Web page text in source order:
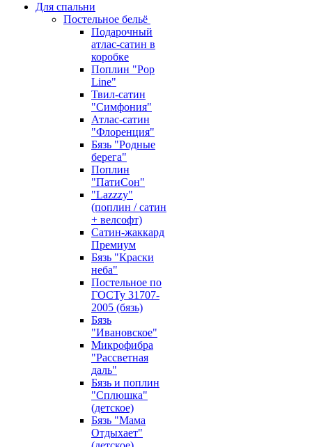
Для спальни
Постельное бельё
Подарочный
атлас-сатин в
коробке
Поплин "Pop
Line"
Твил-сатин
"Симфония"
Атлас-сатин
"Флоренция"
Бязь "Родные
берега"
Поплин
"ПатиСон"
"Lazzzy"
(поплин / сатин
+ велсофт)
Сатин-жаккард
Премиум
Бязь "Краски
неба"
Постельное по
ГОСТу 31707-
2005 (бязь)
Бязь
"Ивановское"
Микрофибра
"Рассветная
даль"
Бязь и поплин
"Сплюшка"
(детское)
Бязь "Мама
Отдыхает"